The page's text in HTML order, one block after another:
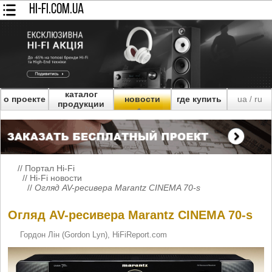
HI-FI.COM.UA
о проекте
каталог
продукции
новости где купить ua/ ru
// Портал Hi-Fi
// Hi-Fi новости
// Огляд AV-ресивера Marantz CINEMA 70-s
Огляд AV-ресивера Marantz CINEMA 70-s
Гордон Лін (Gordon Lyn), HiFiReport.com